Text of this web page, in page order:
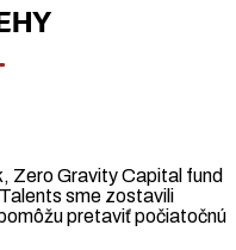
Zero Gravity Capital fund
sme zostavili
pretaviť počiatočnú